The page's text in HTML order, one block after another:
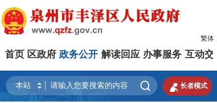
繁体
首页 区政府 政务公开 解读回应 办事服务 互动交
  长者模式